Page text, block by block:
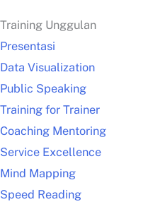
Training Unggulan
Presentasi
Data Visualization
Public Speaking
Training for Trainer
Coaching Mentoring
Service Excellence
Mind Mapping
Speed Reading